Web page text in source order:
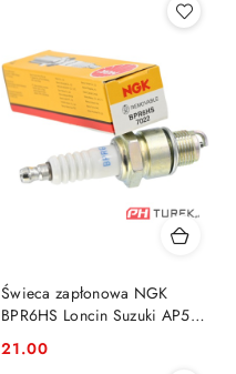
Świeca zapłonowa NGK
BPR6HS Loncin Suzuki AP50
Cena:
21.00